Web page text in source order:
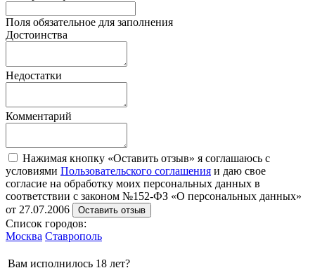
Поля обязательное для заполнения
Достоинства
Недостатки
Комментарий
Нажимая кнопку «Оставить отзыв» я соглашаюсь с
условиями Пользовательского соглашения и даю свое
согласие на обработку моих персональных данных в
соответствии с законом №152-ФЗ «О персональных данных»
от 27.07.2006
Оставить отзыв
Список городов:
Москва Ставрополь
Вам исполнилось 18 лет?